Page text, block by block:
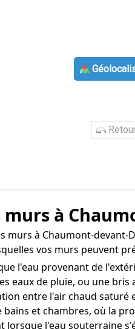
à
à Chaumont-
vos murs peuvent
l'eau provenant de
eaux de pluie, ou une bris
entre l'air chaud
et chambres, où la
lorsque l'eau souterraine